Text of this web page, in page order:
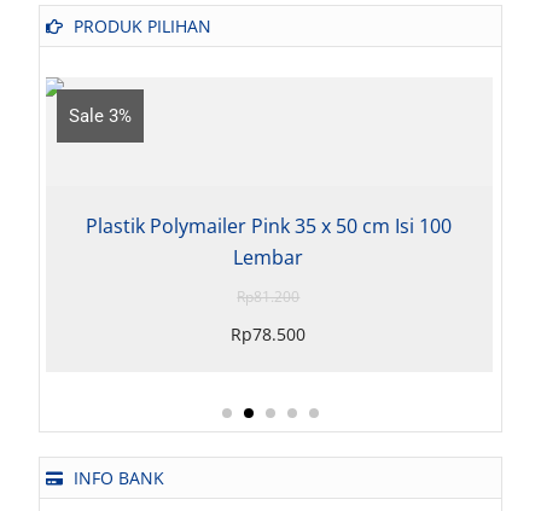
PRODUK PILIHAN
Sale 3%
Plastik Polymailer Pink 35 x 50 cm Isi 100
Lembar
Rp81.200
Rp78.500
INFO BANK